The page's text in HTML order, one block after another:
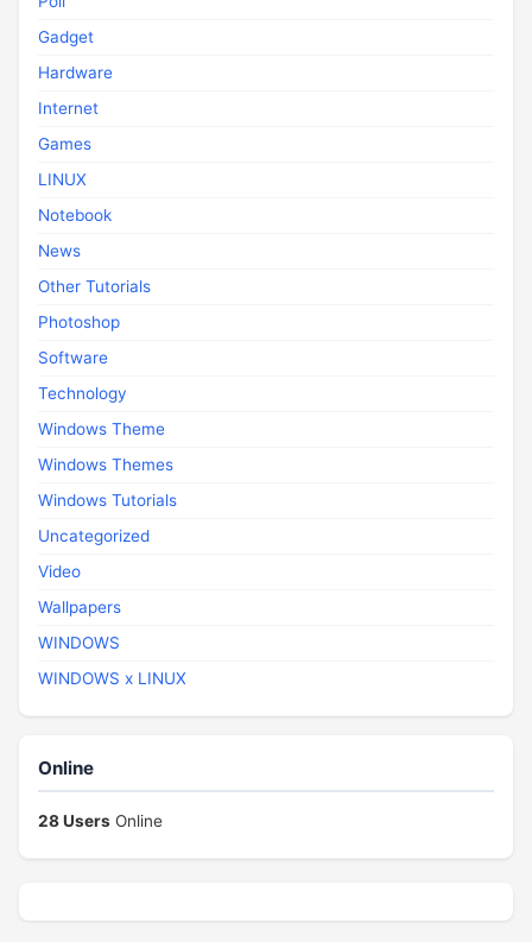
Gadget
Hardware
Internet
Games
LINUX
Notebook
News
Other Tutorials
Photoshop
Software
Technology
Windows Theme
Windows Themes
Windows Tutorials
Uncategorized
Video
Wallpapers
WINDOWS
WINDOWS x LINUX
Online
28 Users Online